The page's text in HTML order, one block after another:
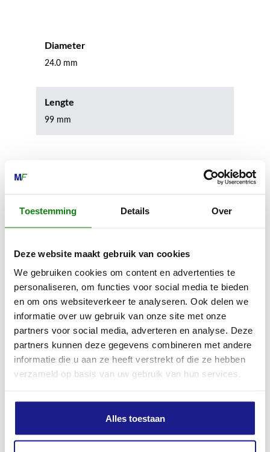
Toestemming Details Over
Deze website maakt gebruik van cookies
We gebruiken cookies om content en advertenties te
personaliseren, om functies voor social media te bieden
en om ons websiteverkeer te analyseren. Ook delen we
informatie over uw gebruik van onze site met onze
partners voor social media, adverteren en analyse. Deze
partners kunnen deze gegevens combineren met andere
informatie die u aan ze heeft verstrekt of die ze hebben
verzameld op basis van uw gebruik van hun services.
Alles toestaan
Diameter
24.0 mm
Lengte
99 mm
MECHANISATIE FRANEKER
Kiehoek 26
8801 RD Franeker
0517-396800
info@mechanisatiefraneker.nl
Bij storing: 06-83139573